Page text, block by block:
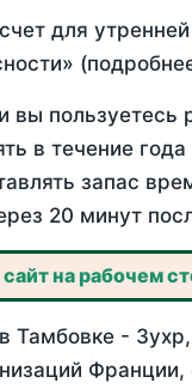
для
пользуетесь
в течение
запас
20 минут
на рабочем
Тамбовке -